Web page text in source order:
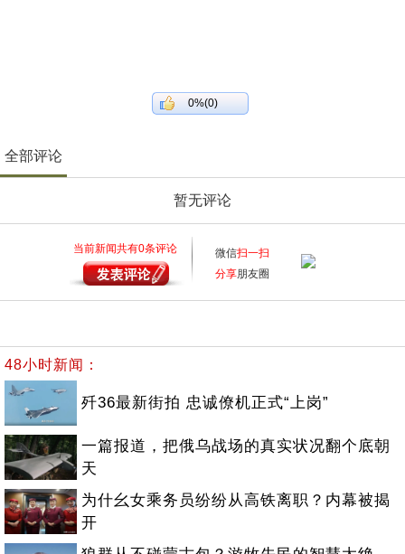
0%(0)
全部评论
暂无评论
当前新闻共有0条评论 微信扫一扫
分享朋友圈
48小时新闻：
歼36最新街拍 忠诚僚机正式“上岗”
一篇报道，把俄乌战场的真实状况翻个底朝
天
为什幺女乘务员纷纷从高铁离职？内幕被揭
开